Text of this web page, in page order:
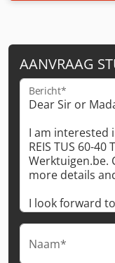
AANVRAAG
Bericht*
Naam*